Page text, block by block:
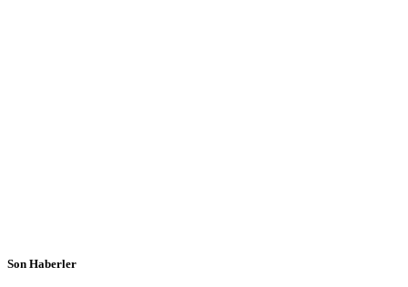
Son Haberler